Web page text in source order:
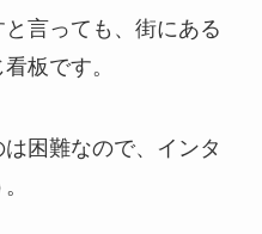
言っても、街にある
板です。
困難なので、インタ